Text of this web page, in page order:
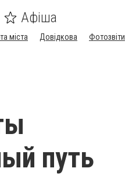
Афіша
міста Довідкова Фотозвіти
путь